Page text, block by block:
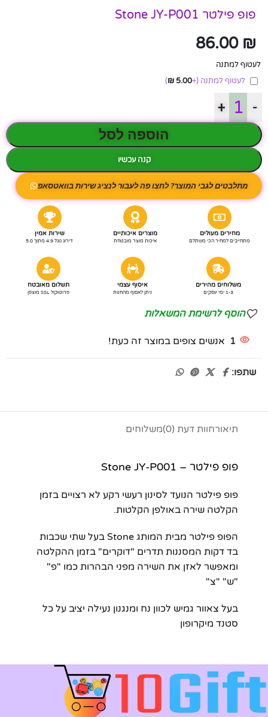
פופ פילטר Stone JY-P001
86.00 ₪
לעטוף למתנה
לעטוף למתנה (+
5.00
₪
)
-
+
הוספה לסל
קנה עכשיו
מתלבטים לגבי המוצר? לחצו פה לעבור לנציג שירות בוואטסאפ
מחירים מעולים
מתחייבים למחיר הכי משתלם
מוצרים איכותיים
איכות מוצר מובטחת
שירות אמין
דירוג גוגל 4.9 מתוך 5.0
משלוחים מהירים
1-3 ימי עסקים
איסוף עצמי
ניתן לאסוף מהחנות
תשלום מאובטח
פרוטוקול SSL מוצפן
הוסף לרשימת המשאלות
1 אנשים צופים במוצר זה כעת!
שתפו:
תיאורחוות דעת (0) משלוחים
פופ פילטר – Stone JY-P001
פופ פילטר הנועד לסינון רעשי רקע לא רצויים בזמן
הקלטה שירה באולפן הקלטות.
הפופ פילטר מבית המותג Stone בעל שתי שכבות
בד דקות המסננות תדרים "דוקרים" בזמן ההקלטה
ומאפשר לאזן את השירה מפני הבהרות כמו "פ"
"ש" "צ"
בעל צאוור גמיש לכוון נח ומנגנון נעילה יציב על כל
סטנד מיקרופון